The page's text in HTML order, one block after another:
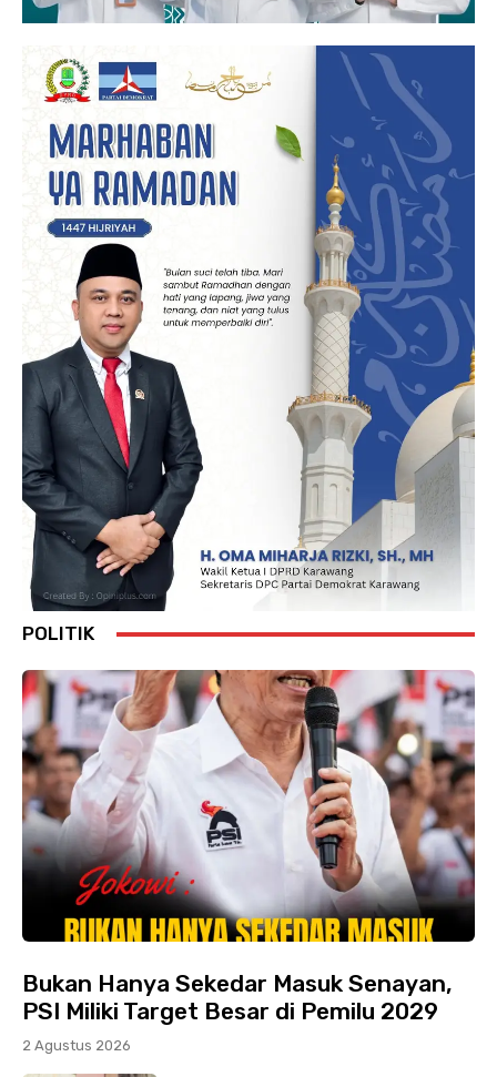
POLITIK
Bukan Hanya Sekedar Masuk Senayan,
PSI Miliki Target Besar di Pemilu 2029
2 Agustus 2026